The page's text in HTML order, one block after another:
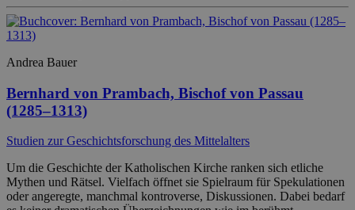
Andrea Bauer
Bernhard von Prambach, Bischof von Passau
(1285–1313)
Studien zur Geschichtsforschung des Mittelalters
Um die Geschichte der Katholischen Kirche ranken sich etliche
Mythen und Rätsel. Vielfach öffnet sie Spielraum für Spekulationen
oder angeregte, manchmal kontroverse, Diskussionen. Dabei bedarf